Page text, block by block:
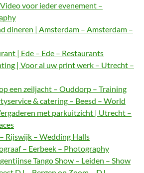
voor ieder evenement –
dineren | Amsterdam – Amsterdam –
| Ede – Ede – Restaurants
| Voor al uw print werk – Utrecht –
een zeiljacht – Ouddorp – Training
& catering – Beesd – World
met parkuitzicht | Utrecht –
Rijswijk – Wedding Halls
– Eerbeek – Photography
Tango Show – Leiden – Show